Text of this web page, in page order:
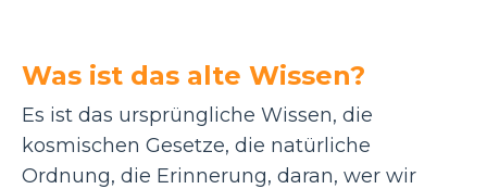
Was ist das alte Wissen?
Es ist das ursprüngliche Wissen, die
kosmischen Gesetze, die natürliche
Ordnung, die Erinnerung, daran, wer wir